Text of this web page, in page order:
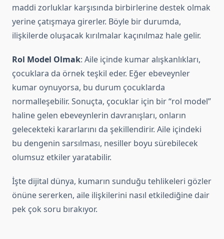
maddi zorluklar karşısında birbirlerine destek olmak
yerine çatışmaya girerler. Böyle bir durumda,
ilişkilerde oluşacak kırılmalar kaçınılmaz hale gelir.
Rol Model Olmak: Aile içinde kumar alışkanlıkları,
çocuklara da örnek teşkil eder. Eğer ebeveynler
kumar oynuyorsa, bu durum çocuklarda
normalleşebilir. Sonuçta, çocuklar için bir “rol model”
haline gelen ebeveynlerin davranışları, onların
gelecekteki kararlarını da şekillendirir. Aile içindeki
bu dengenin sarsılması, nesiller boyu sürebilecek
olumsuz etkiler yaratabilir.
İşte dijital dünya, kumarın sunduğu tehlikeleri gözler
önüne sererken, aile ilişkilerini nasıl etkilediğine dair
pek çok soru bırakıyor.